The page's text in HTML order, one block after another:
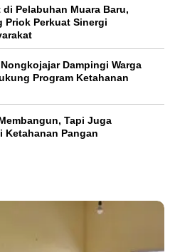
Pelabuhan Muara Baru,
Priok Perkuat Sinergi
Dampingi Warga
Program Ketahanan
Tapi Juga
Ketahanan Pangan